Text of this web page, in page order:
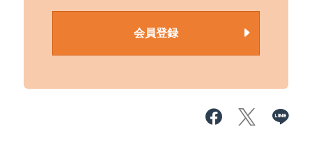
会員登録